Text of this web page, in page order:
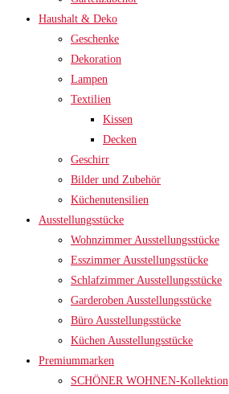
Haushalt & Deko
Geschenke
Dekoration
Lampen
Textilien
Kissen
Decken
Geschirr
Bilder und Zubehör
Küchenutensilien
Ausstellungsstücke
Wohnzimmer Ausstellungsstücke
Esszimmer Ausstellungsstücke
Schlafzimmer Ausstellungsstücke
Garderoben Ausstellungsstücke
Büro Ausstellungsstücke
Küchen Ausstellungsstücke
Premiummarken
SCHÖNER WOHNEN-Kollektion